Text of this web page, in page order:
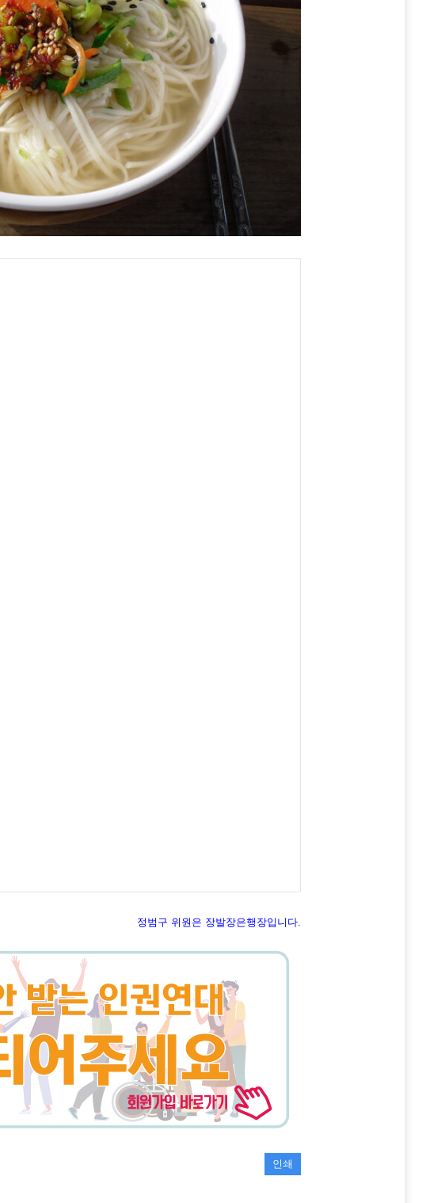
정범구 위원은 장발장은행장입니다.
인쇄